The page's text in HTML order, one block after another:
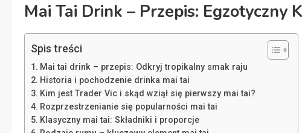
Mai Tai Drink – Przepis: Egzotyczny
Spis treści
Mai tai drink – przepis: Odkryj tropikalny smak raju
Historia i pochodzenie drinka mai tai
Kim jest Trader Vic i skąd wziął się pierwszy mai tai?
Rozprzestrzenianie się popularności mai tai
Klasyczny mai tai: Składniki i proporcje